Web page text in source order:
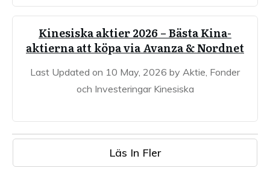
Kinesiska aktier 2026 – Bästa Kina-
aktierna att köpa via Avanza & Nordnet
Last Updated on 10 May, 2026 by Aktie, Fonder
och Investeringar Kinesiska
Läs In Fler